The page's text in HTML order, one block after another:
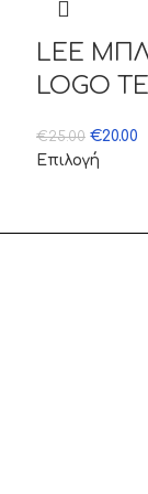
LEE
LOGO
€25.00 €20.00
Επιλογή